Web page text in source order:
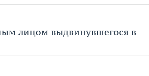
лицом выдвинувшегося в